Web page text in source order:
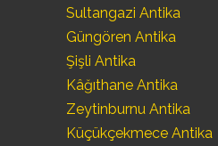
Sultangazi Antika
Güngören Antika
Şişli Antika
Kâğıthane Antika
Zeytinburnu Antika
Küçükçekmece Antika